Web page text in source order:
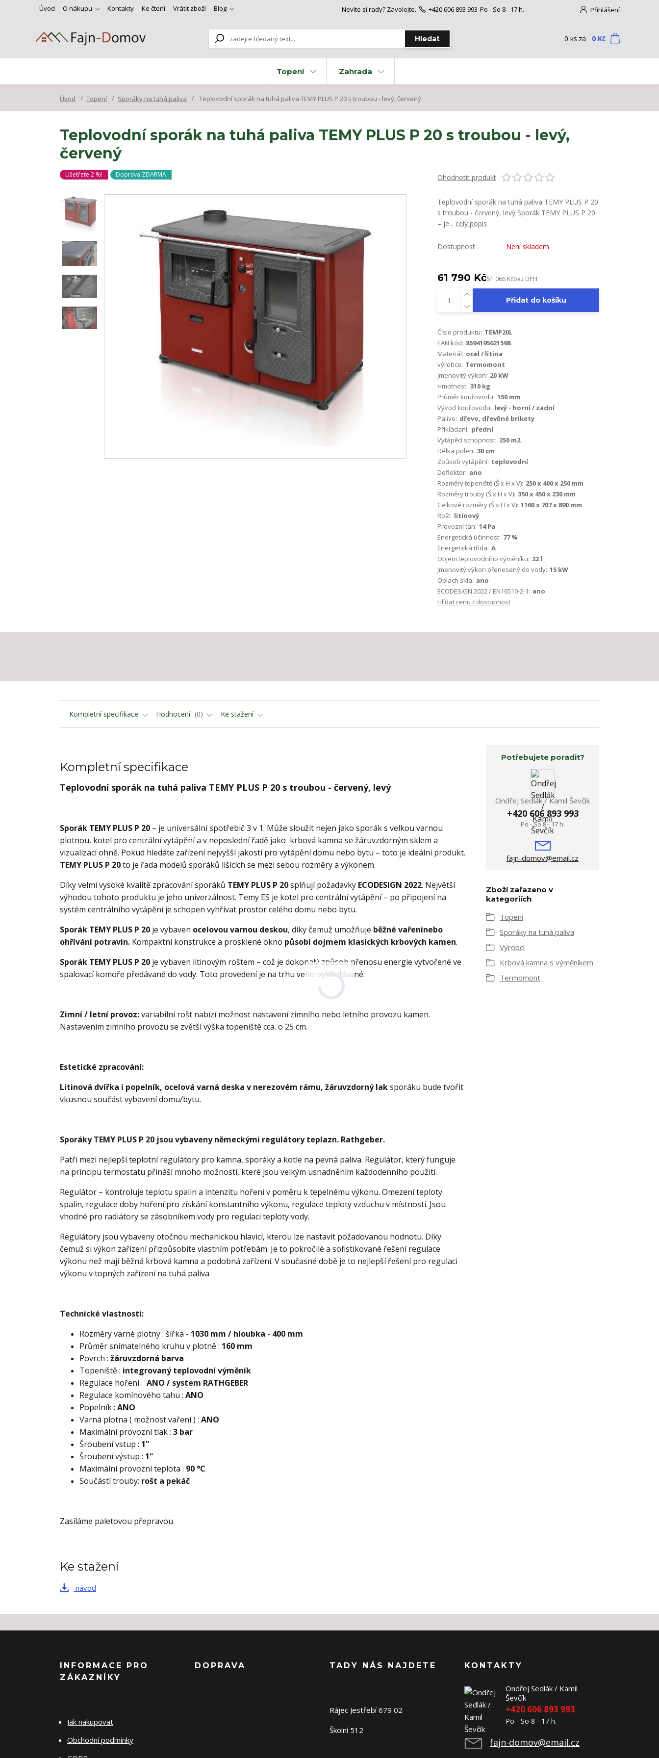
Úvod O nákupu Kontakty Ke čtení Vrátit zboží Blog Přihlášení
Hledat
Nevíte si rady? Zavolejte. +420 606 893 993 Po - So 8 - 17 h.
0 ks za 0 Kč
Topení Zahrada
Úvod Topení Sporáky na tuhá paliva Teplovodní sporák na tuhá paliva TEMY PLUS P 20 s troubou - levý, červený
Teplovodní sporák na tuhá paliva TEMY PLUS P 20 s troubou - levý,
červený
Ušetřete 2 %! Doprava ZDARMA Ohodnotit produkt
Teplovodní sporák na tuhá paliva TEMY PLUS P 20
s troubou - červený, levý Sporák TEMY PLUS P 20
– je... celý popis
Dostupnost Není skladem
61 790 Kč51 066 Kčbez DPH
Přidat do košíku
Číslo produktu: TEMP20L
EAN kód: 8594195621598
Materiál: ocel / litina
výrobce: Termomont
Jmenovitý výkon: 20 kW
Hmotnost: 310 kg
Průměr kouřovodu: 150 mm
Vývod kouřovodu: levý - horní / zadní
Palivo: dřevo, dřevěné brikety
Příkládaní: přední
Vytápěcí schopnost: 250 m2
Délka polen: 30 cm
Způsob vytápění: teplovodní
Deflektor: ano
Rozměry topeniště (Š x H x V): 250 x 400 x 250 mm
Rozměry trouby (Š x H x V): 350 x 450 x 230 mm
Celkové rozměry (Š x H x V): 1160 x 707 x 890 mm
Rošt: litinový
Provozní tah: 14 Pa
Energetická účinnost: 77 %
Energetická třída: A
Objem teplovodního výměníku: 22 l
Jmenovitý výkon přenesený do vody: 15 kW
Oplach skla: ano
ECODESIGN 2022 / EN16510-2-1: ano
Hlídat cenu / dostupnost
Kompletní specifikace Hodnocení 0 Ke stažení
Kompletní specifikace
Teplovodní sporák na tuhá paliva TEMY PLUS P 20 s troubou - červený, levý
Sporák TEMY PLUS P 20 – je universální spotřebič 3 v 1. Může sloužit nejen jako sporák s velkou varnou
plotnou, kotel pro centrální vytápění a v neposlední řadě jako krbová kamna se žáruvzdorným sklem a
vizualizací ohně. Pokud hledáte zařízení nejvyšší jakosti pro vytápění domu nebo bytu – toto je ideální produkt.
TEMY PLUS P 20to je řada modelů sporáků lišících se mezi sebou rozměry a výkonem.
Díky velmi vysoké kvalitě zpracování sporáků TEMY PLUS P 20splňují požadavky ECODESIGN 2022. Největší
výhodou tohoto produktu je jeho univerzálnost. Temy ES je kotel pro centrální vytápění – po připojení na
systém centrálního vytápění je schopen vyhřívat prostor celého domu nebo bytu.
Sporák TEMY PLUS P 20 je vybaven ocelovou varnou deskou, díky čemuž umožňuje běžné vařenínebo
ohřívání potravin. Kompaktní konstrukce a prosklené okno působí dojmem klasických krbových kamen.
Sporák TEMY PLUS P 20 je vybaven litinovým roštem – což je dokonalý způsob přenosu energie vytvořené ve
spalovací komoře předávané do vody. Toto provedení je na trhu velmi vyhledávané.
Zimní / letní provoz:variabilní rošt nabízí možnost nastavení zimního nebo letního provozu kamen.
Nastavením zimního provozu se zvětší výška topeniště cca. o 25 cm.
Estetické zpracování:
Litinová dvířka i popelník, ocelová varná deska v nerezovém rámu, žáruvzdorný laksporáku bude tvořit
vkusnou součást vybavení domu/bytu.
Sporáky TEMY PLUS P 20 jsou vybaveny německými regulátory teplazn. Rathgeber.
Patří mezi nejlepší teplotní regulátory pro kamna, sporáky a kotle na pevná paliva. Regulátor, který funguje
na principu termostatu přináší mnoho možností, které jsou velkým usnadněním každodenního použití.
Regulátor – kontroluje teplotu spalin a intenzitu hoření v poměru k tepelnému výkonu. Omezení teploty
spalin, regulace doby hoření pro získání konstantního výkonu, regulace teploty vzduchu v místnosti. Jsou
vhodné pro radiátory se zásobníkem vody pro regulaci teploty vody.
Regulátory jsou vybaveny otočnou mechanickou hlavicí, kterou lze nastavit požadovanou hodnotu. Díky
čemuž si výkon zařízení přizpůsobíte vlastním potřebám. Je to pokročilé a sofistikované řešení regulace
výkonu než mají běžná krbová kamna a podobná zařízení. V současné době je to nejlepší řešení pro regulaci
výkonu v topných zařízení na tuhá paliva
Technické vlastnosti:
Rozměry varné plotny : šířka - 1030 mm / hloubka - 400 mm
Průměr snímatelného kruhu v plotně : 160 mm
Povrch : žáruvzdorná barva
Topeniště : integrovaný teplovodní výměník
Regulace hoření : ANO / system RATHGEBER
Regulace komínového tahu : ANO
Popelník : ANO
Varná plotna ( možnost vaření ) : ANO
Maximální provozní tlak : 3 bar
Šroubení vstup : 1"
Šroubení výstup : 1"
Maximální provozní teplota : 90 °C
Součástí trouby: rošt a pekáč
Zasíláme paletovou přepravou
Potřebujete poradit?
Ondřej Sedlák / Kamil Ševčík
+420 606 893 993
Po - So 8 - 17 h.
fajn-domov@email.cz
Zboží zařazeno v
kategoriích
Topení
Sporáky na tuhá paliva
Výrobci
Krbová kamna s výměníkem
Termomont
Ke stažení
návod
INFORMACE PRO
ZÁKAZNÍKY
Jak nakupovat
Obchodní podmínky
DOPRAVA TADY NÁS NAJDETE
Rájec Jestřebí 679 02
Školní 512
KONTAKTY
Ondřej Sedlák / Kamil
Ševčík
+420 606 893 993
Po - So 8 - 17 h.
fajn-domov@email.cz